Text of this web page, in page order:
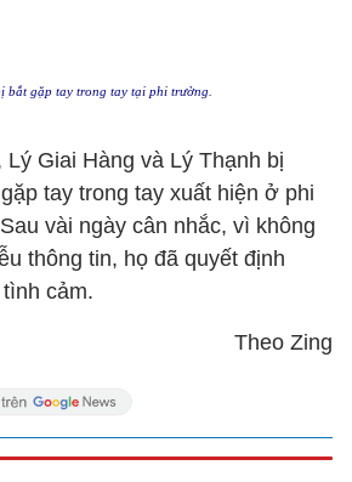
bắt gặp tay trong tay tại phi trường.
Giai Hàng và Lý Thạnh bị
tay trong tay xuất hiện ở phi
vài ngày cân nhắc, vì không
thông tin, họ đã quyết định
cảm.
Theo Zing